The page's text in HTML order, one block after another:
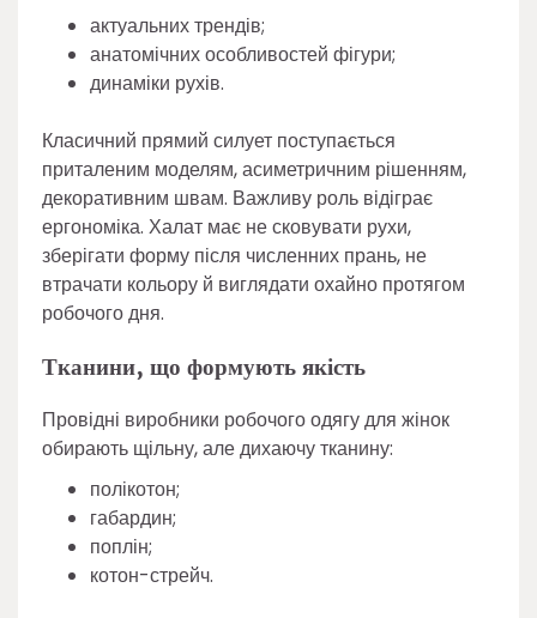
актуальних трендів;
анатомічних особливостей фігури;
динаміки рухів.
Класичний прямий силует поступається
приталеним моделям, асиметричним рішенням,
декоративним швам. Важливу роль відіграє
ергономіка. Халат має не сковувати рухи,
зберігати форму після численних прань, не
втрачати кольору й виглядати охайно протягом
робочого дня.
Тканини, що формують якість
Провідні виробники робочого одягу для жінок
обирають щільну, але дихаючу тканину:
полікотон;
габардин;
поплін;
котон-стрейч.